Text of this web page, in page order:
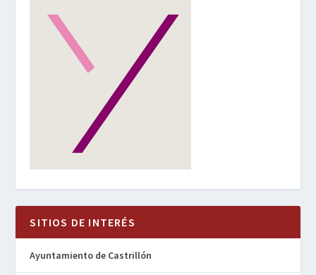
SITIOS DE INTERÉS
Ayuntamiento de Castrillón